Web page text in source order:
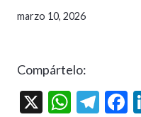
marzo 10, 2026
Compártelo:
X
W T
F